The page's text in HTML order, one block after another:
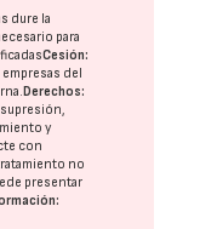
dure la
para
Cesión:
empresas del
Derechos:
y
con
no
presentar